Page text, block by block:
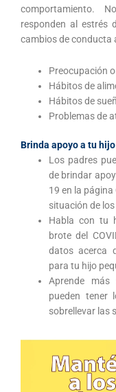
comportamiento.
responden al estrés
cambios de conducta
Preocupación
Hábitos de
Hábitos de
Problemas de
Brinda apoyo a tu hijo
Los padres
de brindar
19 en la
situación de los
Habla con tu
brote del
datos acerca
para tu hijo
Aprende más
pueden tener
sobrellevar las